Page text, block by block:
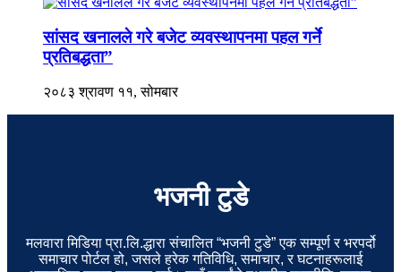
सांसद खनालले गरे बजेट व्यवस्थापनमा पहल गर्ने
प्रतिबद्धता”
२०८३ श्रावण ११, सोमबार
भजनी टुडे
मलवारा मिडिया प्रा.लि.द्धारा संचालित “भजनी टुडे” एक सम्पूर्ण र भरपर्दो
समाचार पोर्टल हो, जसले हरेक गतिविधि, समाचार, र घटनाहरूलाई